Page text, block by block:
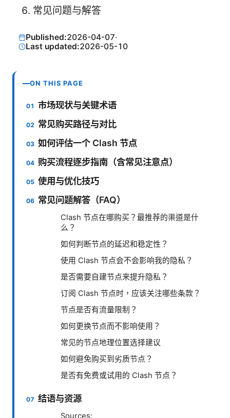
常见问题与解答
Published:2026-04-07·
Last updated:2026-05-10
ON THIS PAGE
市场现状与关键术语
常见购买路径与对比
如何评估一个 Clash 节点
购买流程逐步指南（含常见注意点）
使用与优化技巧
常见问题解答（FAQ）
Clash 节点在哪购买？最推荐的渠道是什
么？
如何判断节点的延迟和稳定性？
使用 Clash 节点会不会影响我的隐私？
是否需要自建节点来提升隐私？
订阅 Clash 节点时，应该关注哪些条款？
节点是否有流量限制？
如何更换节点而不影响使用？
常见的节点地理位置选择建议
如何避免购买到劣质节点？
是否有免费或试用的 Clash 节点？
结语与资源
Sources: